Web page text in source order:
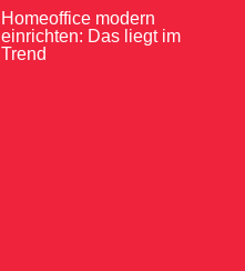
Homeoffice modern
einrichten: Das liegt im
Trend